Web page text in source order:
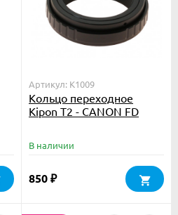
Артикул: K1009
Кольцо переходное
Kipon T2 - CANON FD
В наличии
850 ₽